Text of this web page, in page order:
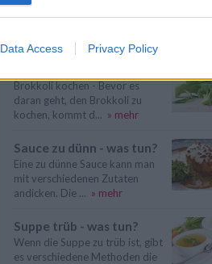
Data Access Privacy Policy
Gesund kochen - Mit
hochwertigen Lesbensmitteln
Brokkoli kochen - Bevor es
daran geht, den Brokkoli zu
kochen, kommt d... » mehr
Sauce zu dünn - was tun?
Eine zu dünne Sauce kann man
mit verschiedenen Zutaten
andicken. Die ... » mehr
Suppe trüb - was tun?
Wenn die Suppe zu trüb ist, gibt
es verschiedene Methoden die